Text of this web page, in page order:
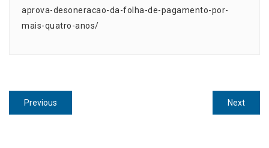
aprova-desoneracao-da-folha-de-pagamento-por-
mais-quatro-anos/
Navegação
de
Previous
post:
NextNext
post: